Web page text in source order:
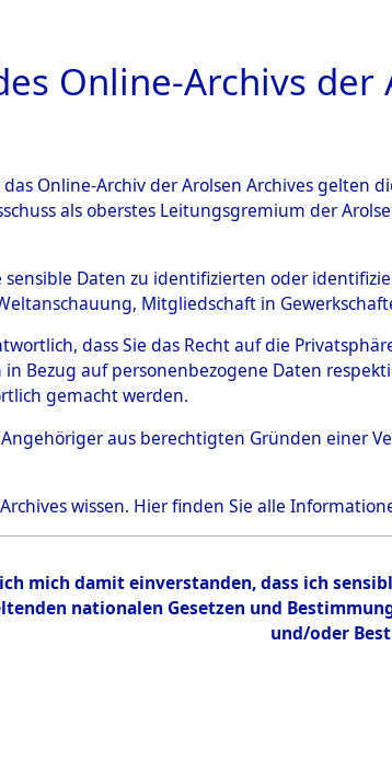
PERSONENINDEX
HERMANOWICZ,
Polen
18448
Online-Archivs der
Online-Archiv der Arolsen Archives
als oberstes Leitungsgremium der
sensible Daten zu identifizierten oder
Mitgliedschaft in
dass Sie das Recht auf die
Bezug auf personenbezogene Daten
gemacht werden.
Angehöriger aus berechtigten Gründen einer
wissen. Hierfinden Sie alle
mich damit einverstanden, dass ich
nationalen Gesetzen und
und/oder